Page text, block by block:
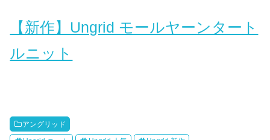
【新作】Ungrid モールヤーンタート
ルニット
アングリッド